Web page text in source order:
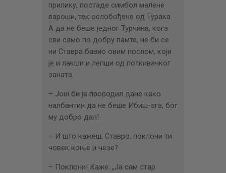
прилику, постаде симбол малене
вароши, тек ослобођене од Турака.
А да не беше једног Турчина, кога
сви само по добру памте, не би се
ни Ставра бавио овим послом, који
је и лакши и лепши од поткивачког
заната.
– Још би ја проводил дане како
налбантин да не беше Ибиш-ага, бог
му добро дал!
– И што кажеш, Ставро, поклони ти
човек коње и чезе?
– Поклони! Каже: „Ја сам стар